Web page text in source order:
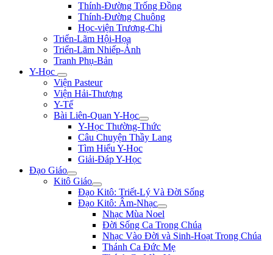
Thính-Đường Trống Đồng
Thính-Đường Chuông
Học-viện Trương-Chi
Triển-Lãm Hội-Họa
Triển-Lãm Nhiếp-Ảnh
Tranh Phụ-Bản
Y-Học
Viện Pasteur
Viện Hải-Thượng
Y-Tế
Bài Liên-Quan Y-Học
Y-Học Thường-Thức
Câu Chuyện Thầy Lang
Tìm Hiểu Y-Hoc
Giải-Đáp Y-Học
Đạo Giáo
Kitô Giáo
Đạo Kitô: Triết-Lý Và Đời Sống
Đạo Kitô: Âm-Nhạc
Nhạc Mùa Noel
Đời Sống Ca Trong Chúa
Nhạc Vào Đời và Sinh-Hoạt Trong Chúa
Thánh Ca Đức Mẹ